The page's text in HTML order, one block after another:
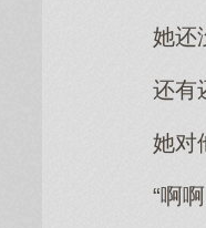
她还
还有
她对
“啊